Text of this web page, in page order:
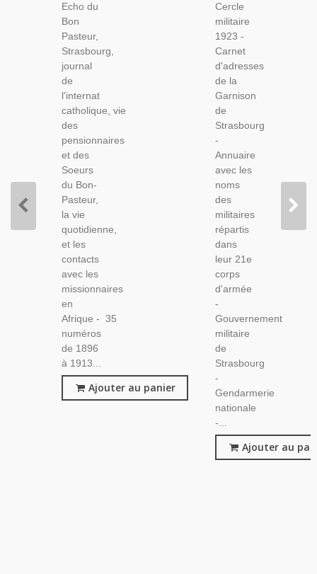
Pensionnat
De 1896
À 1913 -
Revues
Écoles,
Colonies,
Écoles
Religieuses,
Généalogie
Echo du
Bon
Pasteur,
Strasbourg,
journal
de
l'internat
catholique, vie
des
pensionnaires
et des
Soeurs
du Bon-
Pasteur,
la vie
quotidienne,
et les
contacts
avec les
missionnaires
en
Afrique - 35
numéros
de 1896
à 1913...
Ajouter au panier
De
Strasbourg
1923,
Cercle
Militaire -
Alsatiques,
Annuaire
Armée
Cercle
militaire
1923 -
Carnet
d'adresses
de la
Garnison
de
Strasbourg
-
Annuaire
avec les
noms
des
militaires
répartis
dans
leur 21e
corps
d'armée
-
Gouvernement
militaire
de
Strasbourg
-
Gendarmerie
nationale
-...
Ajouter au